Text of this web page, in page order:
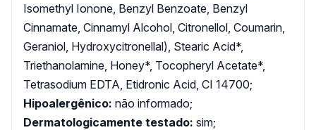
Isomethyl Ionone, Benzyl Benzoate, Benzyl
Cinnamate, Cinnamyl Alcohol, Citronellol, Coumarin,
Geraniol, Hydroxycitronellal), Stearic Acid*,
Triethanolamine, Honey*, Tocopheryl Acetate*,
Tetrasodium EDTA, Etidronic Acid, CI 14700;
Hipoalergênico: não informado;
Dermatologicamente testado: sim;